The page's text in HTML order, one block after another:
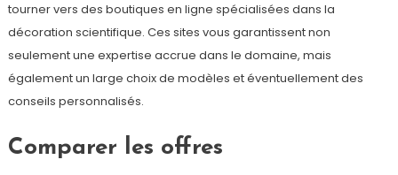
tourner vers des boutiques en ligne spécialisées dans la
décoration scientifique. Ces sites vous garantissent non
seulement une expertise accrue dans le domaine, mais
également un large choix de modèles et éventuellement des
conseils personnalisés.
Comparer les offres